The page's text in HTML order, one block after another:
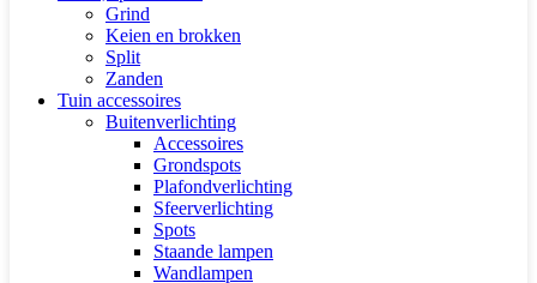
Grind
Keien en brokken
Split
Zanden
Tuin accessoires
Buitenverlichting
Accessoires
Grondspots
Plafondverlichting
Sfeerverlichting
Spots
Staande lampen
Wandlampen